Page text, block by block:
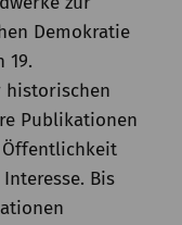
Demokratie
19.
historischen
Publikationen
Bis